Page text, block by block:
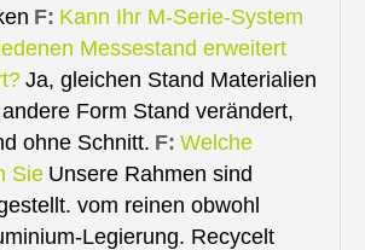
F: Kann Ihr M-Serie-System
Messestand erweitert
Ja, gleichen Stand Materialien
Form Stand verändert,
ohne Schnitt. F: Welche
Sie Unsere Rahmen sind
vom reinen obwohl
Legierung. Recycelt